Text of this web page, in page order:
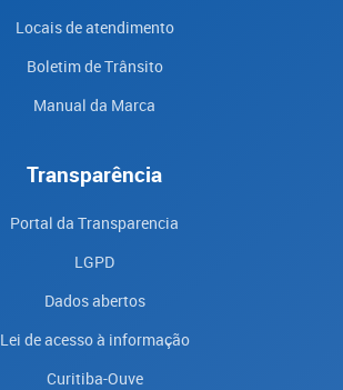
Locais de atendimento
Boletim de Trânsito
Manual da Marca
Transparência
Portal da Transparencia
LGPD
Dados abertos
Lei de acesso à informação
Curitiba-Ouve